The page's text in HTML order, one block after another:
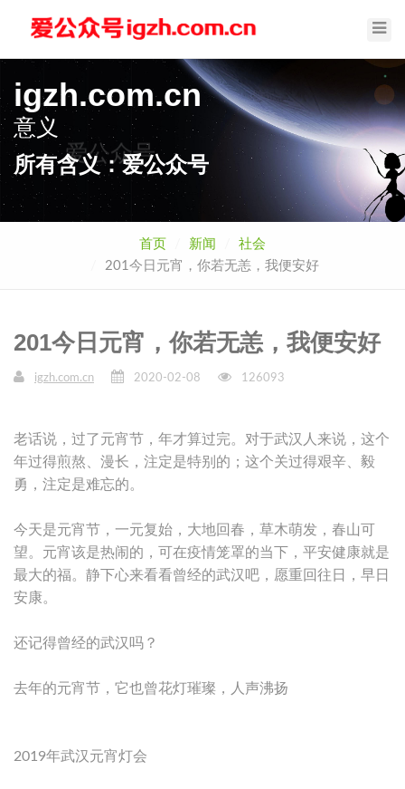
igzh.com.cn
意义 爱公众号
所有含义：爱公众号
首页 新闻
社会
201今日元宵，你若无恙，我便安好
201今日元宵，你若无恙，我便安好
igzh.com.cn 2020-02-08 126093
老话说，过了元宵节，年才算过完。对于武汉人来说，这个
年过得煎熬、漫长，注定是特别的；这个关过得艰辛、毅
勇，注定是难忘的。
今天是元宵节，一元复始，大地回春，草木萌发，春山可
望。元宵该是热闹的，可在疫情笼罩的当下，平安健康就是
最大的福。静下心来看看曾经的武汉吧，愿重回往日，早日
安康。
还记得曾经的武汉吗？
去年的元宵节，它也曾花灯璀璨，人声沸扬
2019年武汉元宵灯会